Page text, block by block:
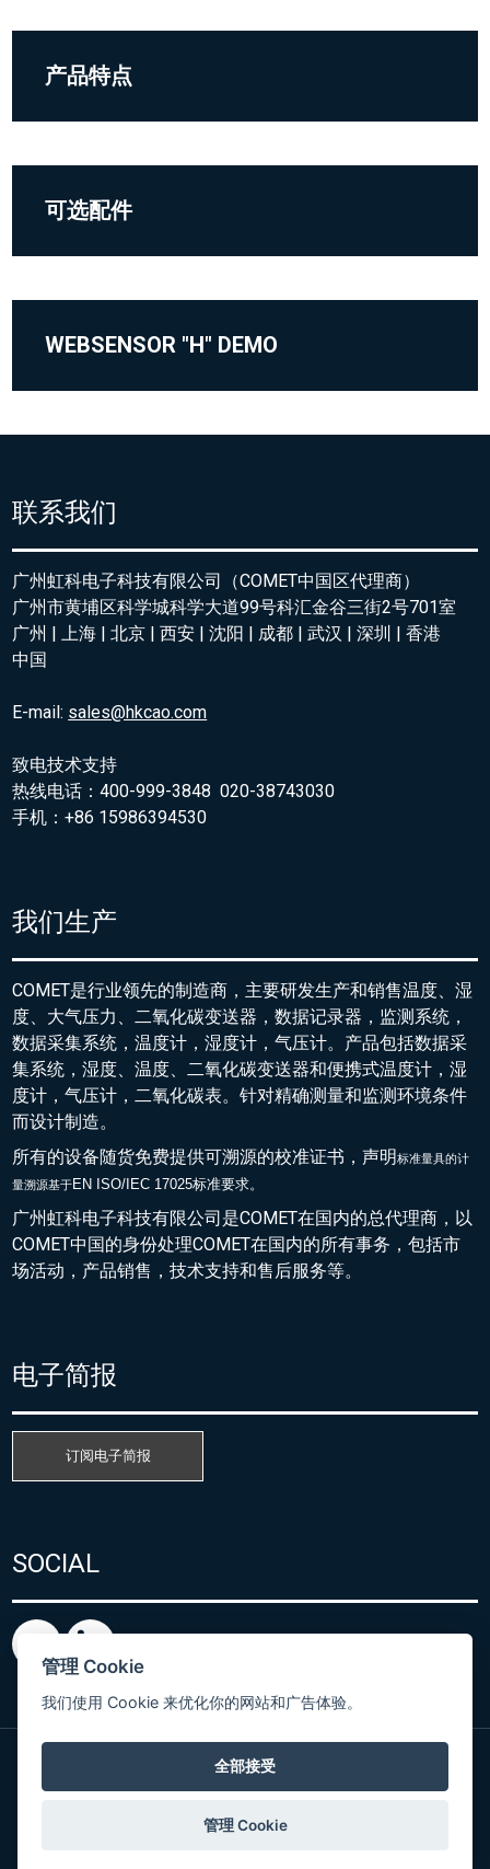
产品特点
可选配件
WEBSENSOR "H" DEMO
联系我们
广州虹科电子科技有限公司（COMET中国区代理商）
广州市黄埔区科学城科学大道99号科汇金谷三街2号701室
广州 | 上海 | 北京 | 西安 | 沈阳 | 成都 | 武汉 | 深圳 | 香港
中国
E-mail: sales@hkcao.com
致电技术支持
热线电话：400-999-3848 020-38743030
手机：+86 15986394530
我们生产
COMET是行业领先的制造商，主要研发生产和销售温度、湿
度、大气压力、二氧化碳变送器，数据记录器，监测系统，
数据采集系统，温度计，湿度计，气压计。产品包括数据采
集系统，湿度、温度、二氧化碳变送器和便携式温度计，湿
度计，气压计，二氧化碳表。针对精确测量和监测环境条件
而设计制造。
所有的设备随货免费提供可溯源的校准证书，声明标准量具的计
量溯源基于EN ISO/IEC 17025标准要求。
广州虹科电子科技有限公司是COMET在国内的总代理商，以
COMET中国的身份处理COMET在国内的所有事务，包括市
场活动，产品销售，技术支持和售后服务等。
电子简报
订阅电子简报
SOCIAL
粤ICP备15080866号
© Copyright 2026 COMET SYSTEM, s.r.o. | Webdesign
bySpaneco
管理 Cookie
我们使用 Cookie 来优化你的网站和广告体验。
全部接受
管理 Cookie